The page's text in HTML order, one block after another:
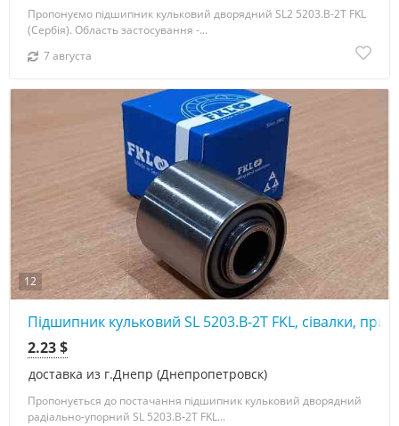
Пропонуємо підшипник кульковий дворядний SL2 5203.B-2T FKL
(Сербія). Область застосування -...
7 августа
12
Підшипник кульковий SL 5203.B-2T FKL, сівалки,
доставка из г.Днепр (Днепропетровск)
2.23 $
Пропонується до постачання підшипник кульковий дворядний
радіально-упорний SL 5203.B-2T FKL...